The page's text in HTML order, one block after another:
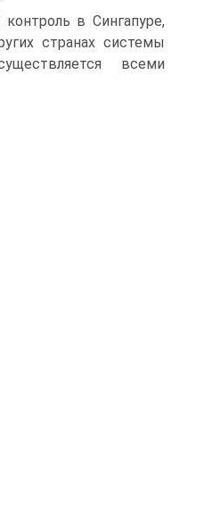
в Сингапуре,
странах системы
всеми